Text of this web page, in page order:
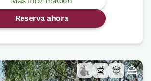
Reserva ahora